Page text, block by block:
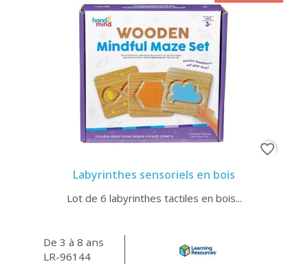
Labyrinthes sensoriels en bois
Lot de 6 labyrinthes tactiles en bois...
De 3 à 8 ans
LR-96144
favorite_border